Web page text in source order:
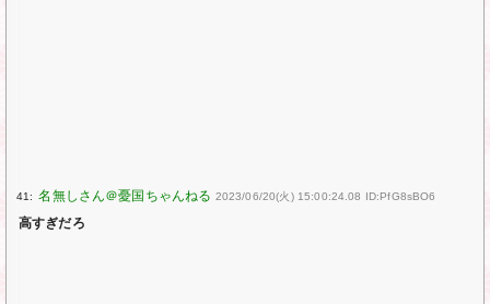
41: 2023/06/20(火) 15:00:24.08 ID:PfG8sBO6
高すぎだろ